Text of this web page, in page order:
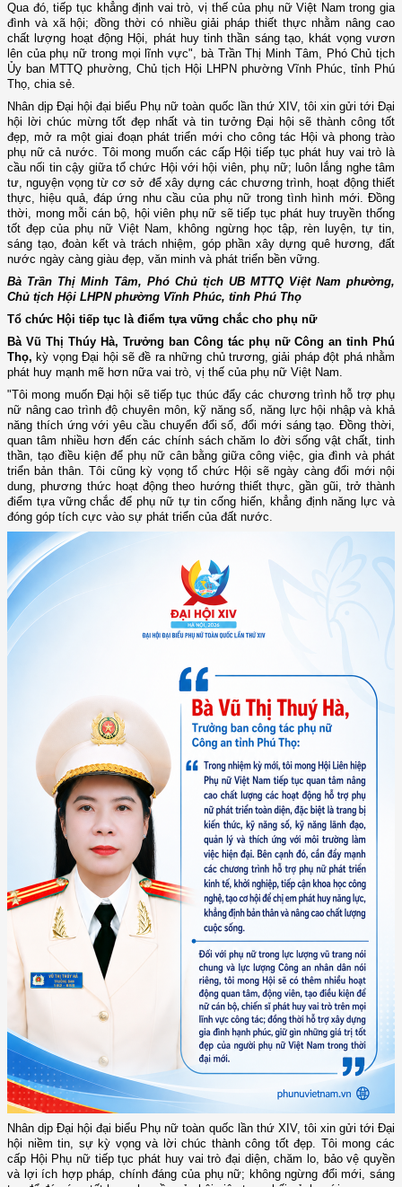
Qua đó, tiếp tục khẳng định vai trò, vị thế của phụ nữ Việt Nam trong gia
đình và xã hội; đồng thời có nhiều giải pháp thiết thực nhằm nâng cao
chất lượng hoạt động Hội, phát huy tinh thần sáng tạo, khát vọng vươn
lên của phụ nữ trong mọi lĩnh vực", bà Trần Thị Minh Tâm, Phó Chủ tịch
Ủy ban MTTQ phường, Chủ tịch Hội LHPN phường Vĩnh Phúc, tỉnh Phú
Thọ, chia sẻ.
Nhân dịp Đại hội đại biểu Phụ nữ toàn quốc lần thứ XIV, tôi xin gửi tới Đại
hội lời chúc mừng tốt đẹp nhất và tin tưởng Đại hội sẽ thành công tốt
đẹp, mở ra một giai đoạn phát triển mới cho công tác Hội và phong trào
phụ nữ cả nước. Tôi mong muốn các cấp Hội tiếp tục phát huy vai trò là
cầu nối tin cậy giữa tổ chức Hội với hội viên, phụ nữ; luôn lắng nghe tâm
tư, nguyện vọng từ cơ sở để xây dựng các chương trình, hoạt động thiết
thực, hiệu quả, đáp ứng nhu cầu của phụ nữ trong tình hình mới. Đồng
thời, mong mỗi cán bộ, hội viên phụ nữ sẽ tiếp tục phát huy truyền thống
tốt đẹp của phụ nữ Việt Nam, không ngừng học tập, rèn luyện, tự tin,
sáng tạo, đoàn kết và trách nhiệm, góp phần xây dựng quê hương, đất
nước ngày càng giàu đẹp, văn minh và phát triển bền vững.
Bà Trần Thị Minh Tâm, Phó Chủ tịch UB MTTQ Việt Nam phường,
Chủ tịch Hội LHPN phường Vĩnh Phúc, tỉnh Phú Thọ
Tổ chức Hội tiếp tục là điểm tựa vững chắc cho phụ nữ
Bà Vũ Thị Thúy Hà, Trưởng ban Công tác phụ nữ Công an tỉnh Phú
Thọ, kỳ vọng Đại hội sẽ đề ra những chủ trương, giải pháp đột phá nhằm
phát huy mạnh mẽ hơn nữa vai trò, vị thế của phụ nữ Việt Nam.
"Tôi mong muốn Đại hội sẽ tiếp tục thúc đẩy các chương trình hỗ trợ phụ
nữ nâng cao trình độ chuyên môn, kỹ năng số, năng lực hội nhập và khả
năng thích ứng với yêu cầu chuyển đổi số, đổi mới sáng tạo. Đồng thời,
quan tâm nhiều hơn đến các chính sách chăm lo đời sống vật chất, tinh
thần, tạo điều kiện để phụ nữ cân bằng giữa công việc, gia đình và phát
triển bản thân. Tôi cũng kỳ vọng tổ chức Hội sẽ ngày càng đổi mới nội
dung, phương thức hoạt động theo hướng thiết thực, gần gũi, trở thành
điểm tựa vững chắc để phụ nữ tự tin cống hiến, khẳng định năng lực và
đóng góp tích cực vào sự phát triển của đất nước.
Nhân dịp Đại hội đại biểu Phụ nữ toàn quốc lần thứ XIV, tôi xin gửi tới Đại
hội niềm tin, sự kỳ vọng và lời chúc thành công tốt đẹp. Tôi mong các
cấp Hội Phụ nữ tiếp tục phát huy vai trò đại diện, chăm lo, bảo vệ quyền
và lợi ích hợp pháp, chính đáng của phụ nữ; không ngừng đổi mới, sáng